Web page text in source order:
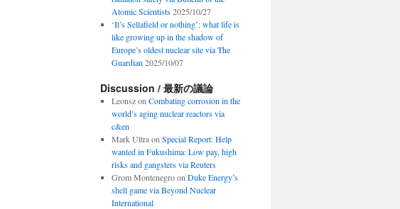
Atomic Scientists 2025/10/27
‘It’s Sellafield or nothing’: what life is
like growing up in the shadow of
Europe’s oldest nuclear site via The
Guardian 2025/10/07
Discussion / 最新の議論
Leonszon Combating corrosion in the
world’s aging nuclear reactors via
c&en
Mark Ultraon Special Report: Help
wanted in Fukushima: Low pay, high
risks and gangsters via Reuters
Grom Montenegroon Duke Energy’s
shell game via Beyond Nuclear
International